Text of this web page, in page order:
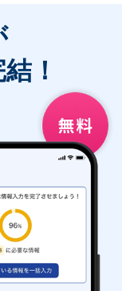
！